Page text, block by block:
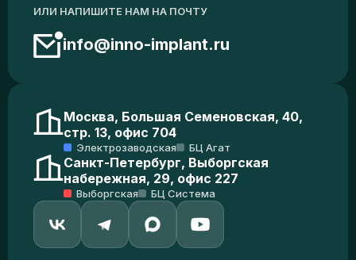
ИЛИ НАПИШИТЕ НАМ НА ПОЧТУ
info@inno-implant.ru
Москва, Большая Семеновская, 40,
стр. 13, офис 704
Электрозаводская БЦ Агат
Санкт-Петербург, Выборгская
набережная, 29, офис 227
Выборгская БЦ Система